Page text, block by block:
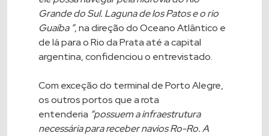
Grande do Sul. Laguna de los Patos e o rio
Guaíba ”, na direção do Oceano Atlântico e
de lá para o Rio da Prata até a capital
argentina, confidenciou o entrevistado.
Com exceção do terminal de Porto Alegre,
os outros portos que a rota
entenderia “possuem a infraestrutura
necessária para receber navios Ro-Ro. A